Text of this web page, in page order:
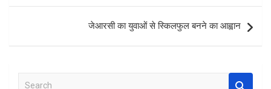
o
p
जेआरसी का युवाओं से स्किलफुल बनने का आह्वान